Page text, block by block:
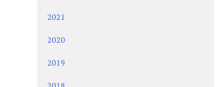
2021
2020
2019